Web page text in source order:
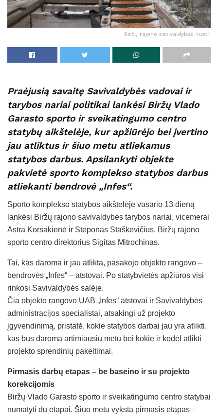
Biržų rajono savivaldybės nuotr.
Praėjusią savaitę Savivaldybės vadovai ir
tarybos nariai politikai lankėsi Biržų Vlado
Garasto sporto ir sveikatingumo centro
statybų aikštelėje, kur apžiūrėjo bei įvertino
jau atliktus ir šiuo metu atliekamus
statybos darbus. Apsilankyti objekte
pakvietė sporto komplekso statybos darbus
atliekanti bendrovė „Infes“.
Sporto komplekso statybos aikštelėje vasario 13 dieną
lankėsi Biržų rajono savivaldybės tarybos nariai, vicemerai
Astra Korsakienė ir Steponas Staškevičius, Biržų rajono
sporto centro direktorius Sigitas Mitrochinas.
Tai, kas daroma ir jau atlikta, pasakojo objekto rangovo –
bendrovės „Infes“ – atstovai. Po statybvietės apžiūros visi
rinkosi Savivaldybės salėje.
Čia objekto rangovo UAB „Infes“ atstovai ir Savivaldybės
administracijos specialistai, atsakingi už projekto
įgyvendinimą, pristatė, kokie statybos darbai jau yra atlikti,
kas bus daroma artimiausiu metu bei kokie ir kodėl atlikti
projekto sprendinių pakeitimai.
Pirmasis darbų etapas – be baseino ir su projekto
korekcijomis
Biržų Vlado Garasto sporto ir sveikatingumo centro statybai
numatyti du etapai. Šiuo metu vyksta pirmasis etapas –